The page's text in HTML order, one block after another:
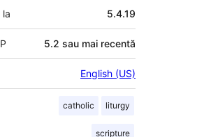
la 5.4.19
5.2 sau mai recentă
English (US)
catholic liturgy
scripture